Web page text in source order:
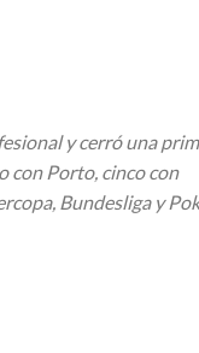
y cerró una
con Porto, cinco con
Bundesliga y